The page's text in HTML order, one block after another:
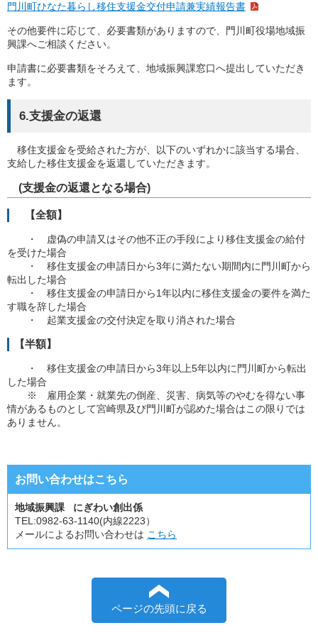
門川町ひなた暮らし移住支援金交付申請兼実績報告書
その他要件に応じて、必要書類がありますので、門川町役場地域振
興課へご相談ください。
申請書に必要書類をそろえて、地域振興課窓口へ提出していただき
ます。
6.支援金の返還
移住支援金を受給された方が、以下のいずれかに該当する場合、
支給した移住支援金を返還していただきます。
(支援金の返還となる場合)
【全額】
・ 虚偽の申請又はその他不正の手段により移住支援金の給付
を受けた場合
・ 移住支援金の申請日から3年に満たない期間内に門川町から
転出した場合
・ 移住支援金の申請日から1年以内に移住支援金の要件を満た
す職を辞した場合
・ 起業支援金の交付決定を取り消された場合
【半額】
・ 移住支援金の申請日から3年以上5年以内に門川町から転出
した場合
※ 雇用企業・就業先の倒産、災害、病気等のやむを得ない事
情があるものとして宮崎県及び門川町が認めた場合はこの限りでは
ありません。
お問い合わせはこちら
地域振興課 にぎわい創出係
TEL:0982-63-1140(内線2223）
メールによるお問い合わせは こちら
ページの先頭に戻る